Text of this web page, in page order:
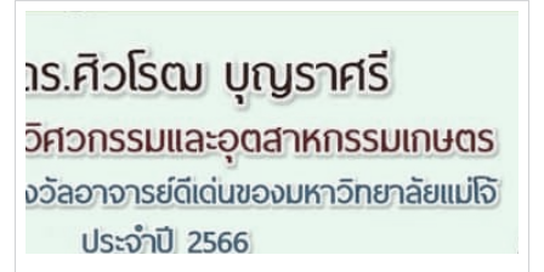
properties of Ganoderma lucidum spores: Comparative
analysis of various disruption techniquesLink:
https://www.sciencedirect.com/.../abs/pii/